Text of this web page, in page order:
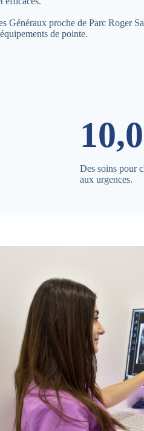
proche de Parc Roger
de pointe.
Des soins pour
aux urgences.